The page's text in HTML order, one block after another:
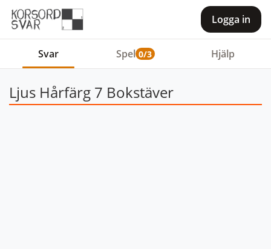
Logga in
Svar Spel 0/3 Hjälp
Ljus Hårfärg 7 Bokstäver